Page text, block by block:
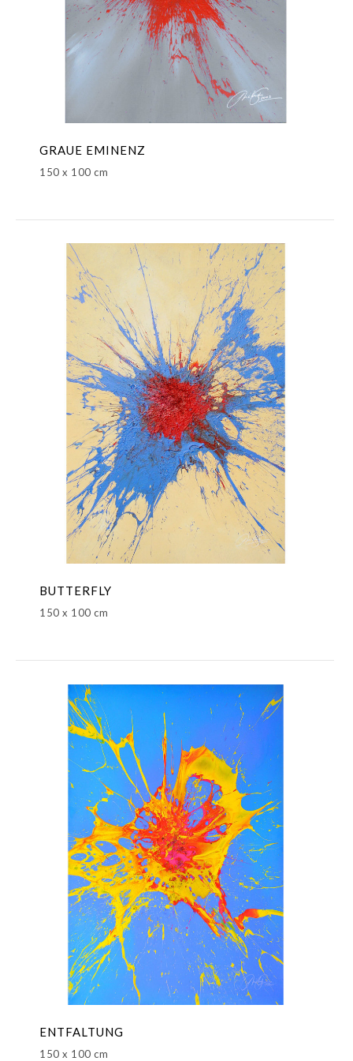
GRAUE EMINENZ
150 x 100 cm
BUTTERFLY
150 x 100 cm
ENTFALTUNG
150 x 100 cm